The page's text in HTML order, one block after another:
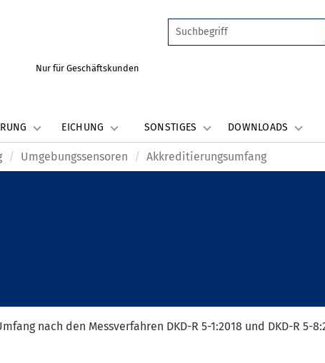
Nur für Geschäftskunden
EICHUNG SONSTIGES DOWNLOADS
Umgebungssensoren Akkreditierungsumfang
nach den Messverfahren DKD-R 5-1:2018 und DKD-R 5-